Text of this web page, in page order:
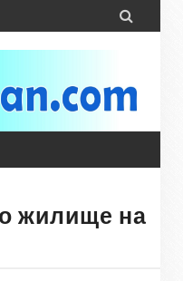

жилище на